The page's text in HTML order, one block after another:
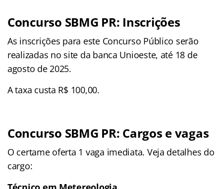
Concurso SBMG PR: Inscrições
As inscrições para este Concurso Público serão
realizadas no site da banca Unioeste, até 18 de
agosto de 2025.
A taxa custa R$ 100,00.
Concurso SBMG PR: Cargos e vagas
O certame oferta 1 vaga imediata. Veja detalhes do
cargo: